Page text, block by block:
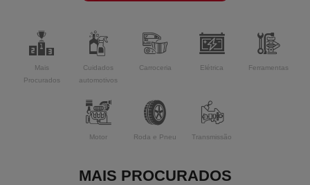
Mais
Procurados
Cuidados
automotivos
Carroceria Elétrica Ferramentas
Motor Roda e Pneu Transmissão
MAIS PROCURADOS